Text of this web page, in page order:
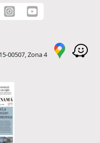
00507, Zona 4